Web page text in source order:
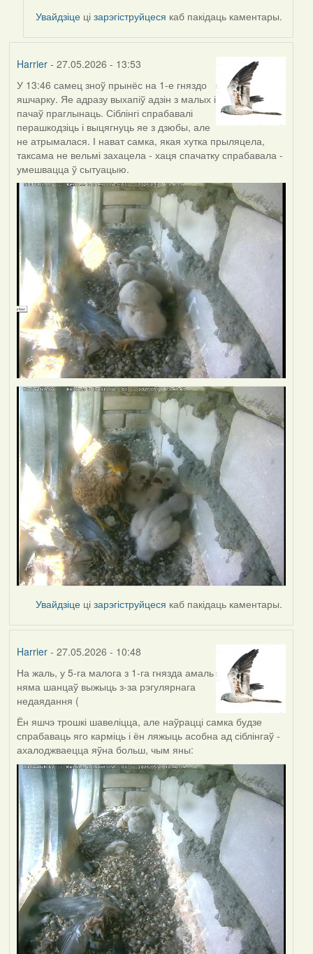
Увайдзіце цізарэгіструйцеся каб пакідаць каментары.
Harrier- 27.05.2026 - 13:53
У 13:46 самец зноў прынёс на 1-е гняздо
яшчарку. Яе адразу выхапіў адзін з малых і
пачаў праглынаць. Сіблінгі спрабавалі
перашкодзіць і выцягнуць яе з дзюбы, але
не атрымалася. І нават самка, якая хутка прыляцела,
таксама не вельмі захацела - хаця спачатку спрабавала -
умешвацца ў сытуацыю.
Увайдзіце цізарэгіструйцеся каб пакідаць каментары.
Harrier- 27.05.2026 - 10:48
На жаль, у 5-га малога з 1-га гнязда амаль
няма шанцаў выжыць з-за рэгулярнага
недаядання (
Ён яшчэ трошкі шавеліцца, але наўрацці самка будзе
спрабаваць яго карміць і ён ляжыць асобна ад сіблінгаў -
ахалоджваецца яўна больш, чым яны: